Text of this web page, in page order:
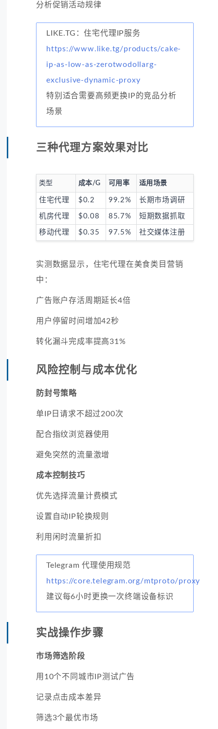
分析促销活动规律
LIKE.TG：住宅代理IP服务
https://www.like.tg/products/cake-
ip-as-low-as-zerotwodollarg-
exclusive-dynamic-proxy
特别适合需要高频更换IP的竞品分析
场景
三种代理方案效果对比
类型 成本/G 可用率 适用场景
住宅代理 $0.2 99.2% 长期市场调研
机房代理 $0.08 85.7% 短期数据抓取
移动代理 $0.35 97.5% 社交媒体注册
实测数据显示，住宅代理在美食类目营销
中：
广告账户存活周期延长4倍
用户停留时间增加42秒
转化漏斗完成率提高31%
风险控制与成本优化
防封号策略
单IP日请求不超过200次
配合指纹浏览器使用
避免突然的流量激增
成本控制技巧
优先选择流量计费模式
设置自动IP轮换规则
利用闲时流量折扣
Telegram 代理使用规范
https://core.telegram.org/mtproto/proxy
建议每6小时更换一次终端设备标识
实战操作步骤
市场筛选阶段
用10个不同城市IP测试广告
记录点击成本差异
筛选3个最优市场